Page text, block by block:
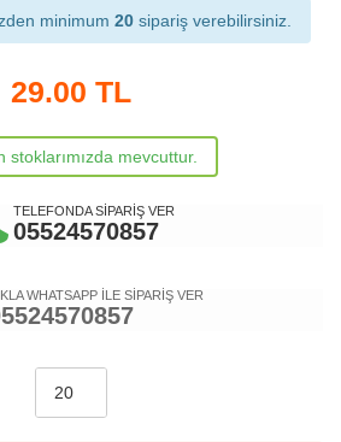
minimum 20 sipariş verebilirsiniz.
29.00 TL
stoklarımızda mevcuttur.
TELEFONDA SİPARİŞ VER
05524570857
WHATSAPP İLE SİPARİŞ VER